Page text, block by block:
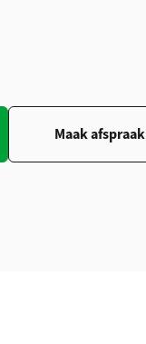
Maak afspraak